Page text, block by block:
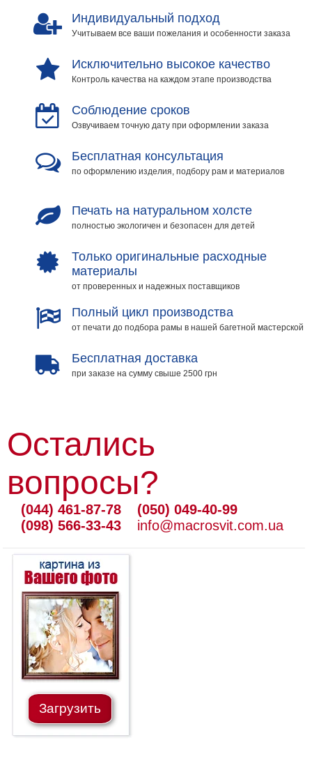
размеров
Индивидуальный подход
Учитываем все ваши пожелания и особенности заказа
Исключительно высокое качество
Контроль качества на каждом этапе производства
Соблюдение сроков
Озвучиваем точную дату при оформлении заказа
Бесплатная консультация
по оформлению изделия, подбору рам и материалов
Печать на натуральном холсте
полностью экологичен и безопасен для детей
Только оригинальные расходные
материалы
от проверенных и надежных поставщиков
Полный цикл производства
от печати до подбора рамы в нашей багетной мастерской
Бесплатная доставка
при заказе на сумму свыше 2500 грн
Остались
вопросы?
(044) 461-87-78
(098) 566-33-43
(050) 049-40-99
info@macrosvit.com.ua
Загрузить